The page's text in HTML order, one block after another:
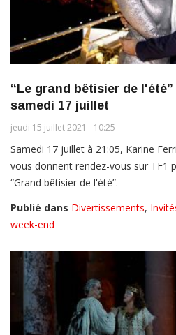
“Le grand bêtisier de
samedi 17 juillet
jeudi 15 juillet 2021 - 10:25
Samedi 17 juillet à 21:05, Karine
vous donnent rendez-vous sur TF1
“Grand bêtisier de l'été”.
Publié dans Divertissements,
week-end